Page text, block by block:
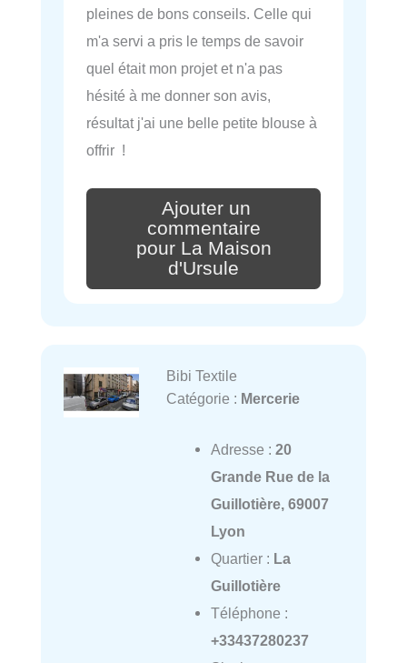
pleines de bons conseils. Celle qui
m'a servi a pris le temps de savoir
quel était mon projet et n'a pas
hésité à me donner son avis,
résultat j'ai une belle petite blouse à
offrir !
Ajouter un
commentaire
pour La Maison
d'Ursule
Bibi Textile
Catégorie : Mercerie
Adresse : 20
Grande Rue de la
Guillotière, 69007
Lyon
Quartier : La
Guillotière
Téléphone :
+33437280237